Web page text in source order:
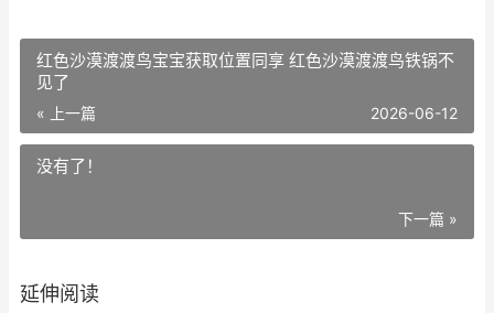
红色沙漠渡渡鸟宝宝获取位置同享 红色沙漠渡渡鸟铁锅不
见了
« 上一篇 2026-06-12
没有了！
下一篇 »
延伸阅读